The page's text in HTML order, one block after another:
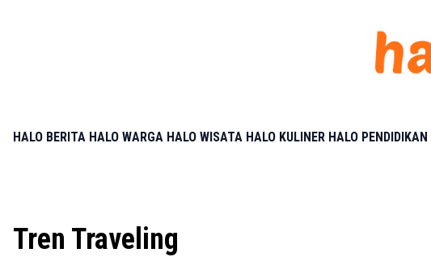
HALO BERITA HALO WARGA HALO WISATA HALO KULINER HALO PENDIDIKAN
Tren Traveling